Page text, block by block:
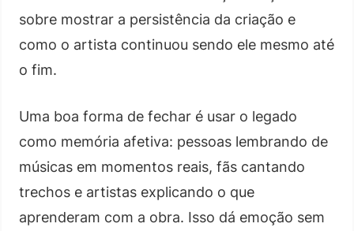
sobre mostrar a persistência da criação e
como o artista continuou sendo ele mesmo até
o fim.
Uma boa forma de fechar é usar o legado
como memória afetiva: pessoas lembrando de
músicas em momentos reais, fãs cantando
trechos e artistas explicando o que
aprenderam com a obra. Isso dá emoção sem